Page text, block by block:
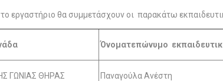
εργαστήριο θα συμμετάσχουν οι παρακάτω
Όνοματεπώνυμο
ΓΩΝΙΑΣ ΘΗΡΑΣ Παναγούλα Ανέστη